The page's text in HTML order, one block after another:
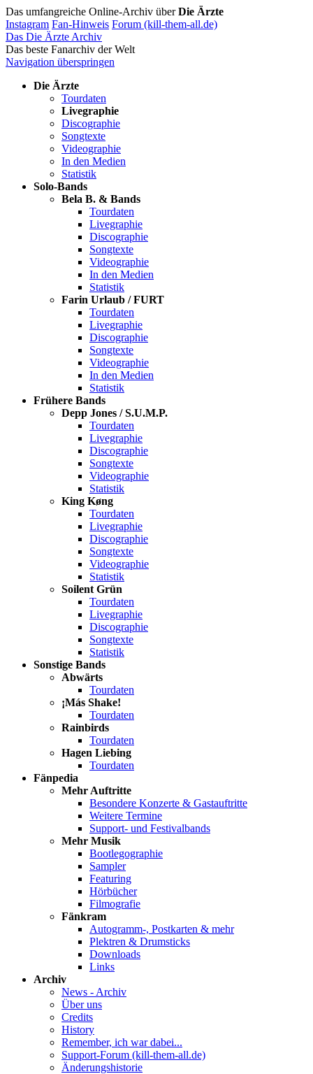
Das umfangreiche Online-Archiv überDie Ärzte
Instagram Fan-Hinweis Forum (kill-them-all.de)
Das Die Ärzte Archiv
Das beste Fanarchiv der Welt
Navigation überspringen
Die Ärzte
Tourdaten
Livegraphie
Discographie
Songtexte
Videographie
In den Medien
Statistik
Solo-Bands
Bela B. & Bands
Tourdaten
Livegraphie
Discographie
Songtexte
Videographie
In den Medien
Statistik
Farin Urlaub / FURT
Tourdaten
Livegraphie
Discographie
Songtexte
Videographie
In den Medien
Statistik
Frühere Bands
Depp Jones / S.U.M.P.
Tourdaten
Livegraphie
Discographie
Songtexte
Videographie
Statistik
King Køng
Tourdaten
Livegraphie
Discographie
Songtexte
Videographie
Statistik
Soilent Grün
Tourdaten
Livegraphie
Discographie
Songtexte
Statistik
Sonstige Bands
Abwärts
Tourdaten
¡Más Shake!
Tourdaten
Rainbirds
Tourdaten
Hagen Liebing
Tourdaten
Fänpedia
Mehr Auftritte
Besondere Konzerte & Gastauftritte
Weitere Termine
Support- und Festivalbands
Mehr Musik
Bootlegographie
Sampler
Featuring
Hörbücher
Filmografie
Fänkram
Autogramm-, Postkarten & mehr
Plektren & Drumsticks
Downloads
Links
Archiv
News - Archiv
Über uns
Credits
History
Remember, ich war dabei...
Support-Forum (kill-them-all.de)
Änderungshistorie